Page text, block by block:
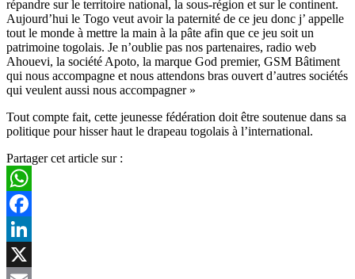
répandre sur le territoire national, la sous-région et sur le continent.
Aujourd’hui le Togo veut avoir la paternité de ce jeu donc j’ appelle
tout le monde à mettre la main à la pâte afin que ce jeu soit un
patrimoine togolais. Je n’oublie pas nos partenaires, radio web
Ahouevi, la société Apoto, la marque God premier, GSM Bâtiment
qui nous accompagne et nous attendons bras ouvert d’autres sociétés
qui veulent aussi nous accompagner »
Tout compte fait, cette jeunesse fédération doit être soutenue dans sa
politique pour hisser haut le drapeau togolais à l’international.
Partager cet article sur :
WhatsApp
Facebook
LinkedIn